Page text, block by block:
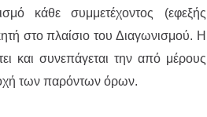
κάθε συμμετέχοντος (εφεξής
στο πλαίσιο του Διαγωνισμού. Η
και συνεπάγεται την από μέρους
των παρόντων όρων.